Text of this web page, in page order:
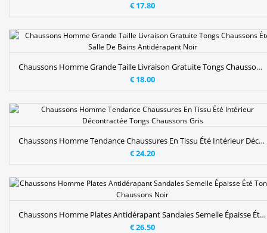
€ 17.80
Chaussons Homme Grande Taille Livraison Gratuite Tongs Chaussons Été Salle De Bains Antidérapant Noir
€ 18.00
Chaussons Homme Tendance Chaussures En Tissu Été Intérieur Décontractée Tongs Chaussons Gris
€ 24.20
Chaussons Homme Plates Antidérapant Sandales Semelle Épaisse Été Tongs Chaussons Noir
€ 26.50